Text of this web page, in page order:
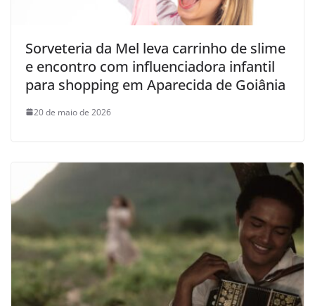
Sorveteria da Mel leva carrinho de slime
e encontro com influenciadora infantil
para shopping em Aparecida de Goiânia
20 de maio de 2026